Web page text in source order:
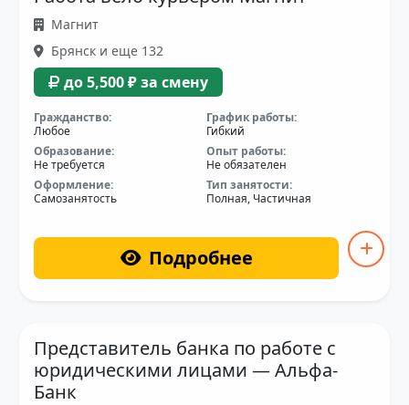
Магнит
Брянск и еще 132
до 5,500 ₽ за смену
Гражданство:
Любое
График работы:
Гибкий
Образование:
Не требуется
Опыт работы:
Не обязателен
Оформление:
Самозанятость
Тип занятости:
Полная, Частичная
Подробнее
Представитель банка по работе с
юридическими лицами — Альфа-
Банк